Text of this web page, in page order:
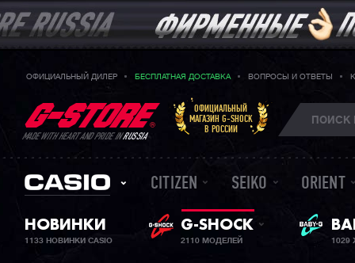
ОФИЦИАЛЬНЫЙ ДИЛЕР БЕСПЛАТНАЯ ДОСТАВКА ВОПРОСЫ И ОТВЕТЫ
MADE WITH HEART AND PRIDE INRUSSIA
ОФИЦИАЛЬНЫЙ
МАГАЗИН G-SHOCK
В РОССИИ
CITIZEN SEIKO ORIENT
НОВИНКИ
1133 НОВИНКИ CASIO
G-SHOCK
2110 МОДЕЛЕЙ 1029